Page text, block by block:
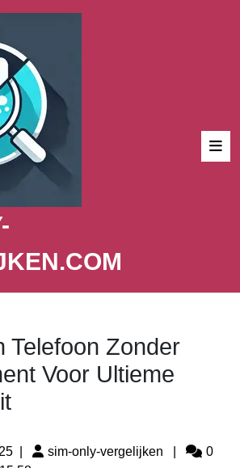
Telefoon Zonder
Voor Ultieme
sim-only-vergelijken
0